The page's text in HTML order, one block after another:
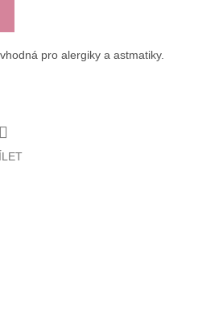
pro alergiky a astmatiky.